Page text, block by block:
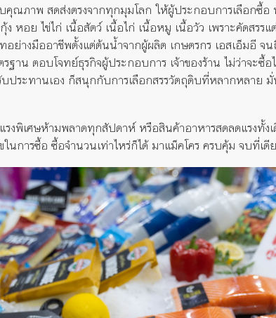
คุณภาพ สดส่งตรงจากทุกมุมโลก ให้ผู้ประกอบการเลือกซื้อ
หอย ไข่ไก่ เนื้อสัตว์ เนื้อไก่ เนื้อหมู เนื้อวัว เพราะคัดสรร
อย่างมืออาชีพตั้งแต่ต้นน้ำจากผู้ผลิต เกษตรกร เอสเอ็มอี
ฐาน ตอบโจทย์ธุรกิจผู้ประกอบการ เจ้าของร้าน ไม่ว่าจะซื้อ
ประทานเอง ก็สนุกกับการเลือกสรรวัตถุดิบที่หลากหลาย มั่
รงพิเศษห้ามพลาดทุกสัปดาห์ หรือสินค้าอาหารสดลดแรงทั้ง
ในการซื้อ ซื้อจำนวนเท่าไหร่ก็ได้ มาแม็คโคร ครบคุ้ม จบที่เดี